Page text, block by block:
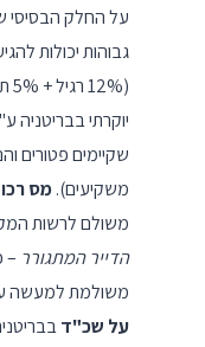
יוקרתי בבריטניה
שקיימים פטורים
משקיעים).מס
משולם לרשות
הדייר המתגורר –
משולמת למעשה
על שכ"ד